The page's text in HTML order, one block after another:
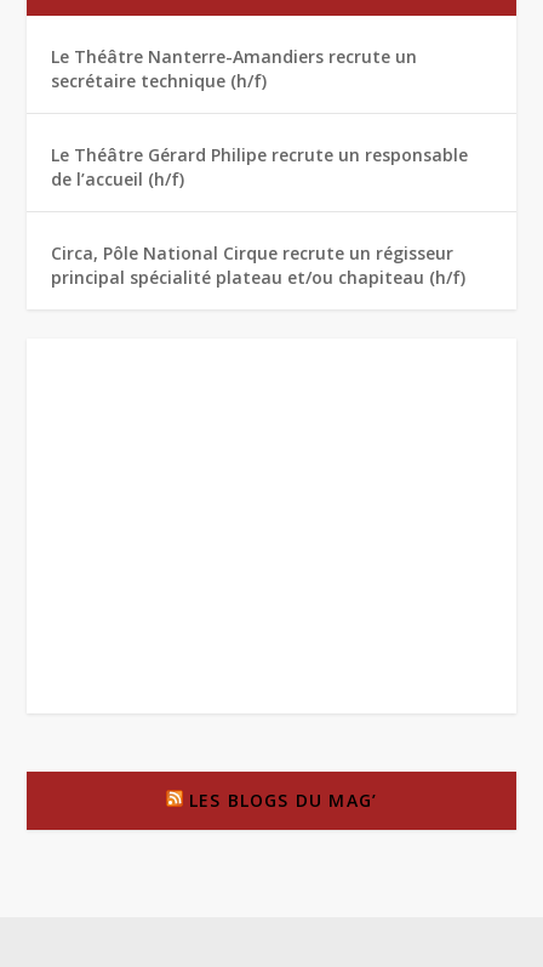
Le Théâtre Nanterre-Amandiers recrute un
secrétaire technique (h/f)
Le Théâtre Gérard Philipe recrute un responsable
de l’accueil (h/f)
Circa, Pôle National Cirque recrute un régisseur
principal spécialité plateau et/ou chapiteau (h/f)
LES BLOGS DU MAG’